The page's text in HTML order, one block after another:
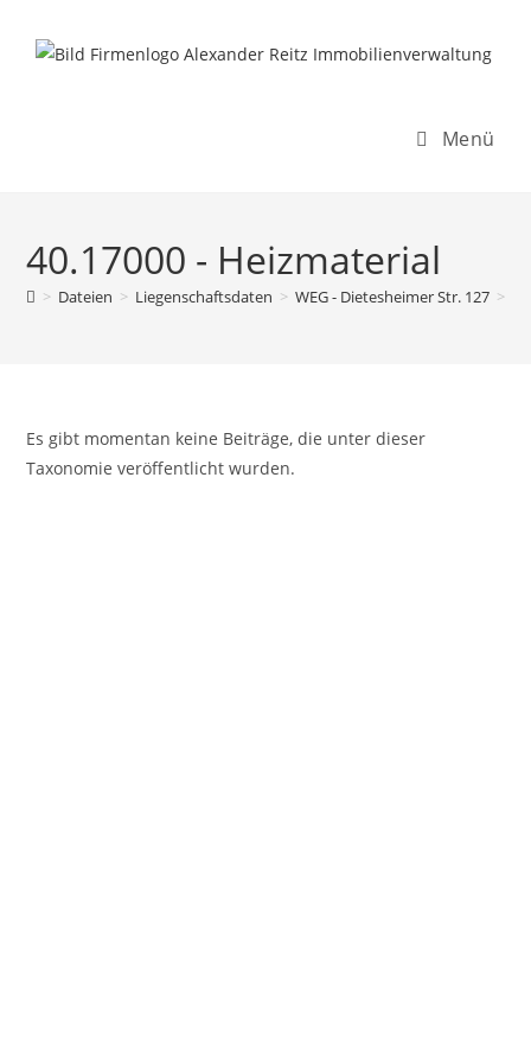
Inhalt
Menü
40.17000 - Heizmaterial
> Dateien > Liegenschaftsdaten > WEG - Dietesheimer Str. 127 >
Es gibt momentan keine Beiträge, die unter dieser
Taxonomie veröffentlicht wurden.